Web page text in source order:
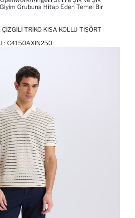
Grubuna Hitap Eden Temel Bir
TRIKO KISA KOLLU TIŞÖRT
: C4150AXIN250